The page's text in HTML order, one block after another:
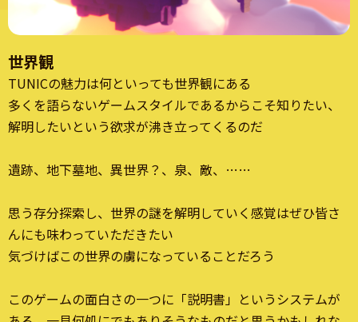
世界観
TUNICの魅力は何といっても世界観にある
多くを語らないゲームスタイルであるからこそ知りたい、
解明したいという欲求が沸き立ってくるのだ
遺跡、地下墓地、異世界？、泉、敵、……
思う存分探索し、世界の謎を解明していく感覚はぜひ皆さ
んにも味わっていただきたい
気づけばこの世界の虜になっていることだろう
このゲームの面白さの一つに「説明書」というシステムが